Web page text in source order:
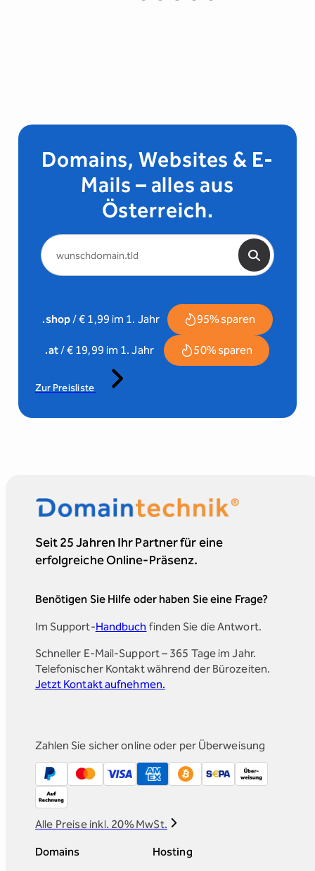
Domains, Websites & E-
Mails – alles aus
Österreich.
.shop/ € 1,99 im 1. Jahr 95% sparen
.at/ € 19,99 im 1. Jahr 50% sparen
Zur Preisliste
Seit 25 Jahren Ihr Partner für eine
erfolgreiche Online-Präsenz.
Benötigen Sie Hilfe oder haben Sie eine Frage?
Im Support-Handbuch finden Sie die Antwort.
Schneller E-Mail-Support – 365 Tage im Jahr.
Telefonischer Kontakt während der Bürozeiten.
Jetzt Kontakt aufnehmen.
Zahlen Sie sicher online oder per Überweisung
Alle Preise inkl. 20% MwSt.
Domains Hosting